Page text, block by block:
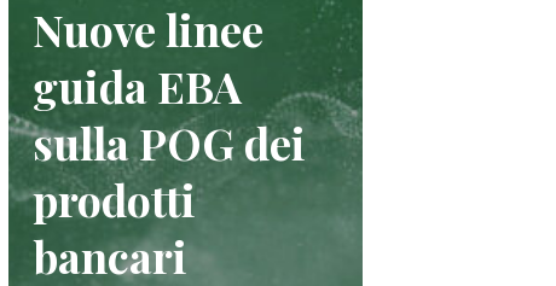
Nuove linee
guida EBA
sulla POG dei
prodotti
bancari